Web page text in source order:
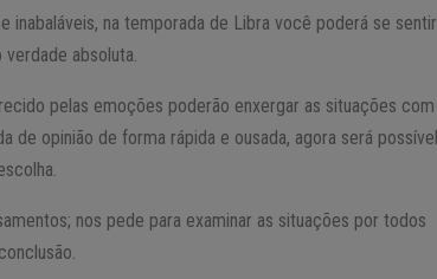
inabaláveis, na temporada de Libra você poderá se sentir
absoluta.
pelas emoções poderão enxergar as situações com
opinião de forma rápida e ousada, agora será possível
nos pede para examinar as situações por todos